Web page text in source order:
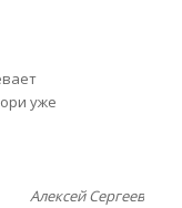
уже
Алексей Сергеев